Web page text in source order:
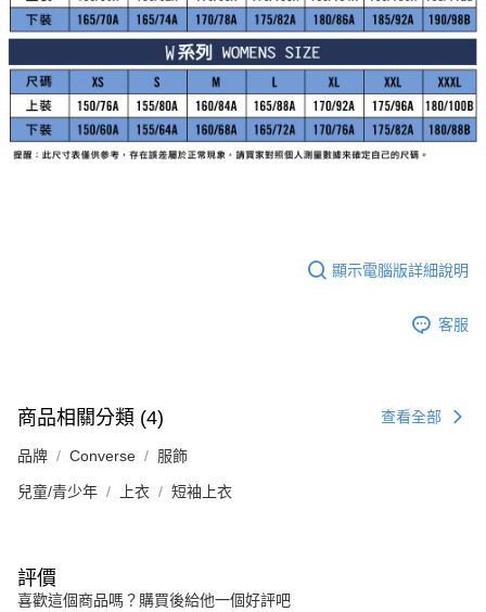
顯示電腦版詳細說明
客服
商品相關分類 (4) 查看全部
品牌 Converse 服飾
兒童/青少年 上衣 短袖上衣
評價
喜歡這個商品嗎？購買後給他一個好評吧